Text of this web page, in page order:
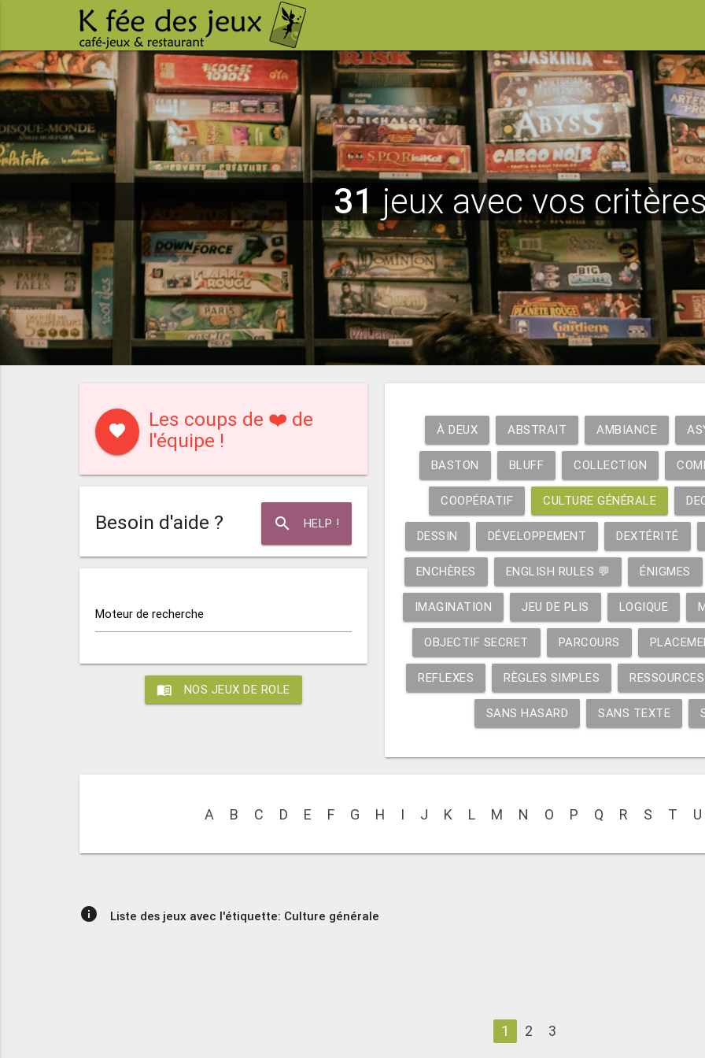
31jeux avec vos
favorite
Les coups de ❤️ de
l'équipe !
search HELP !
Besoin d'aide ?
Moteur de recherche
menu_book NOS JEUX DE ROLE
À DEUX ABSTRAIT AMBIANCE
BASTON BLUFF COLLECTION
COOPÉRATIF CULTURE GÉNÉRALE
DESSIN DÉVELOPPEMENT DEXTÉRITÉ
ENCHÈRES ENGLISH RULES 💬 ÉNIGMES
IMAGINATION JEU DE PLIS LOGIQUE
OBJECTIF SECRET PARCOURS
REFLEXES RÈGLES SIMPLES RESSOURCES
SANS HASARD SANS TEXTE
A B C D E F G H I J K L M N O P Q R S T U
info Liste des jeux avec l'étiquette: Culture générale
1 2 3